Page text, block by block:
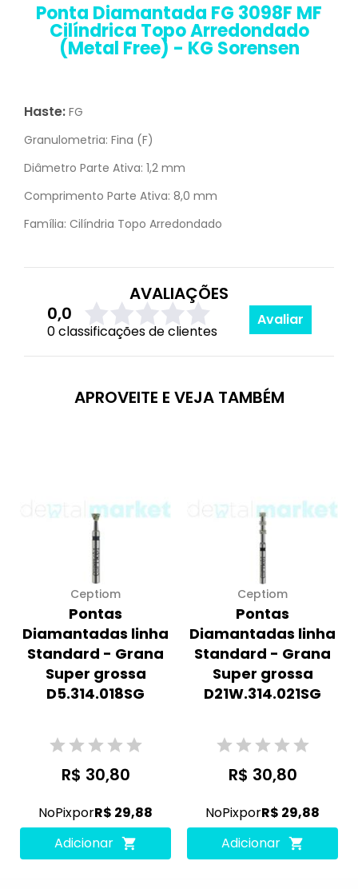
Ponta Diamantada FG 3098F MF
Cilíndrica Topo Arredondado
(Metal Free) - KG Sorensen
Haste: FG
Granulometria: Fina (F)
Diâmetro Parte Ativa: 1,2 mm
Comprimento Parte Ativa: 8,0 mm
Família: Cilíndria Topo Arredondado
AVALIAÇÕES
0,0
0 classificações de clientes
Avaliar
APROVEITE E VEJA TAMBÉM
Ceptiom
Pontas
Diamantadas linha
Standard - Grana
Super grossa
D5.314.018SG
R$ 30,80
NoPixporR$ 29,88
Adicionar
Ceptiom
Pontas
Diamantadas linha
Standard - Grana
Super grossa
D21W.314.021SG
R$ 30,80
NoPixporR$ 29,88
Adicionar